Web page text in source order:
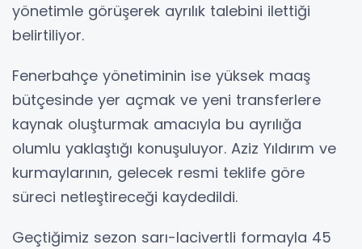
yönetimle görüşerek ayrılık talebini ilettiği
belirtiliyor.
Fenerbahçe yönetiminin ise yüksek maaş
bütçesinde yer açmak ve yeni transferlere
kaynak oluşturmak amacıyla bu ayrılığa
olumlu yaklaştığı konuşuluyor. Aziz Yıldırım ve
kurmaylarının, gelecek resmi teklife göre
süreci netleştireceği kaydedildi.
Geçtiğimiz sezon sarı-lacivertli formayla 45